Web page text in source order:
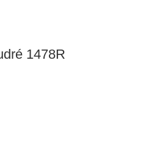
1478R